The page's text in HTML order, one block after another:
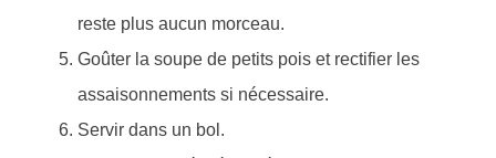
reste plus aucun morceau.
Goûter la soupe de petits pois et rectifier les
assaisonnements si nécessaire.
Servir dans un bol.